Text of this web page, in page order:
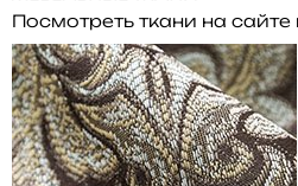
Посмотреть ткани на